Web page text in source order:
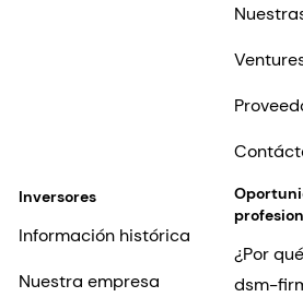
Inversores
Información histórica
Nuestra empresa
¿Por
dsm-